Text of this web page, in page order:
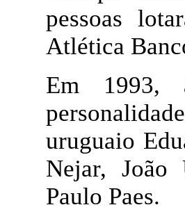
pessoas
Atlética
Em 1993,
uruguaio
Nejar, João
Paulo Paes.